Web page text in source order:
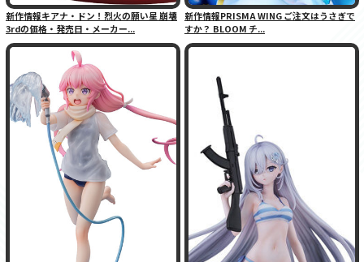
新作情報キアナ・ドン！烈火の願い星 崩壊
3rdの価格・発売日・メーカー...
新作情報PRISMA WING ご注文はうさぎで
すか？ BLOOM チ...